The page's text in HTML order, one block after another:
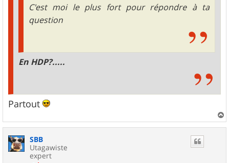
C'est moi le plus fort pour répondre à ta
question
En HDP?.....
Partout
a
SBB
Utagawiste
expert